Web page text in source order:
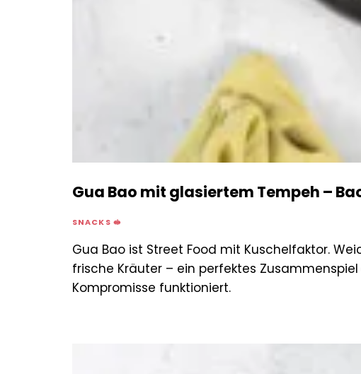
Gua Bao mit glasiertem Tempeh –
SNACKS 🥪
Gua Bao ist Street Food mit Kuschelfaktor.
frische Kräuter – ein perfektes
Kompromisse funktioniert.